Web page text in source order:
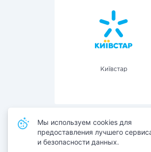
Київстар
Также
Мы используем cookies для
предоставления лучшего
и безопасности данных.